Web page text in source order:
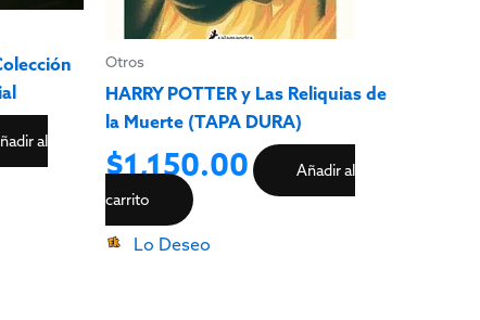
al
Otros
HARRY POTTER y Las Reliquias de
la Muerte (TAPA DURA)
$1,150.00
Añadir al
carrito
Lo Deseo